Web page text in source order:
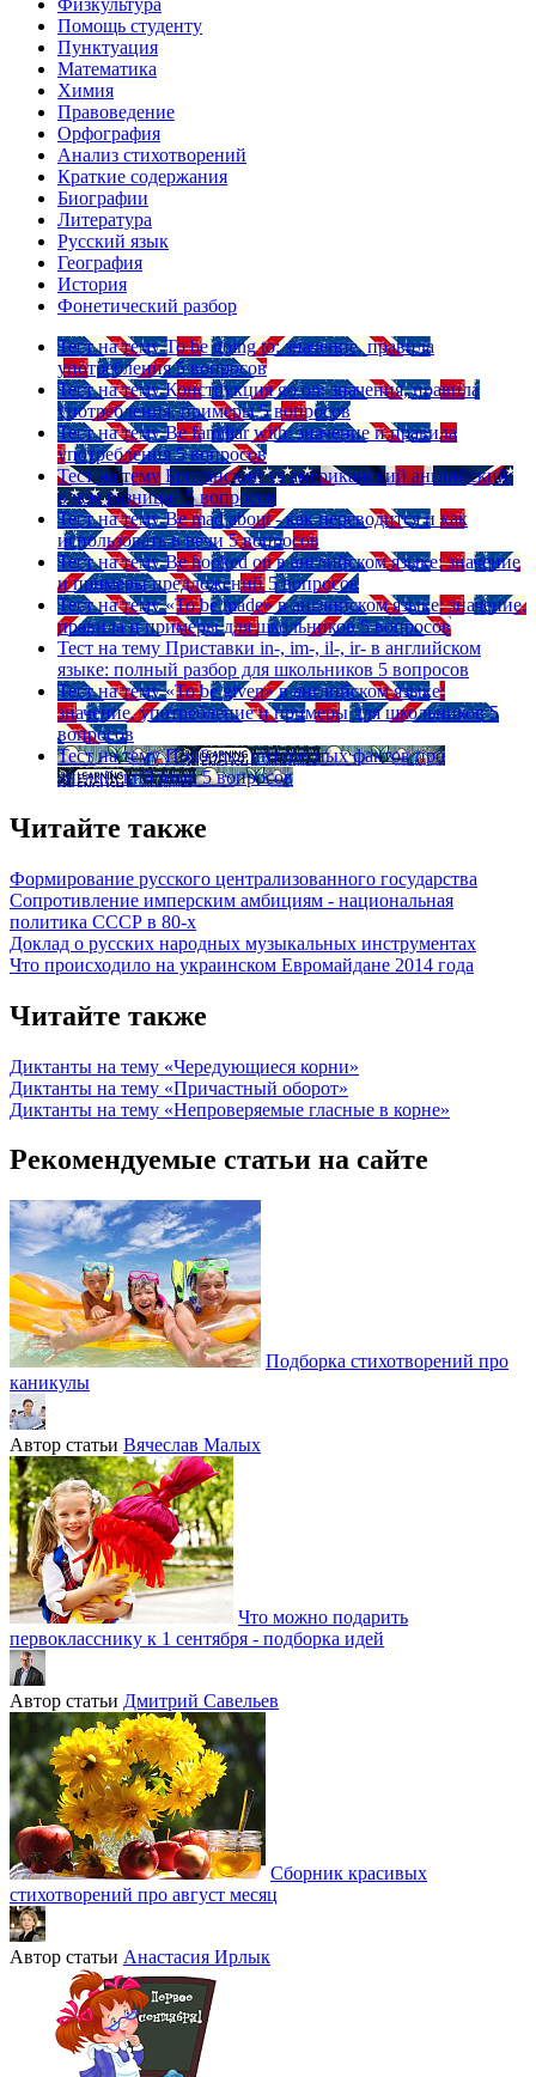
Помощь студенту
Пунктуация
Математика
Химия
Правоведение
Орфография
Анализ стихотворений
Краткие содержания
Биографии
Литература
Русский язык
География
История
Фонетический разбор
Тест на тему To be going to: значение, правила
употребления 5 вопросов
Тест на тему Конструкция go on: значения, правила
употребления, примеры 5 вопросов
Тест на тему Be familiar with: значение и правила
употребления 5 вопросов
Тест на тему Британский vs американский английский:
в чем разница? 5 вопросов
Тест на тему Be mad about - как переводится и как
использовать в речи 5 вопросов
Тест на тему Be hooked on в английском языке: значение
и примеры предложений 5 вопросов
Тест на тему «To be made» в английском языке: значение,
правила и примеры для школьников 5 вопросов
Тест на тему Приставки in-, im-, il-, ir- в английском
языке: полный разбор для школьников 5 вопросов
Тест на тему «To be given» в английском языке:
значение, употребление и примеры для школьников 5
вопросов
Тест на тему Подборка интересных фактов про
английский язык 5 вопросов
Читайте также
Формирование русского централизованного государства
Сопротивление имперским амбициям - национальная
политика СССР в 80-х
Доклад о русских народных музыкальных инструментах
Что происходило на украинском Евромайдане 2014 года
Читайте также
Диктанты на тему «Чередующиеся корни»
Диктанты на тему «Причастный оборот»
Диктанты на тему «Непроверяемые гласные в корне»
Рекомендуемые статьи на сайте
Подборка стихотворений про
каникулы
Автор статьи Вячеслав Малых
Что можно подарить
первокласснику к 1 сентября - подборка идей
Автор статьи Дмитрий Савельев
Сборник красивых
стихотворений про август месяц
Автор статьи Анастасия Ирлык